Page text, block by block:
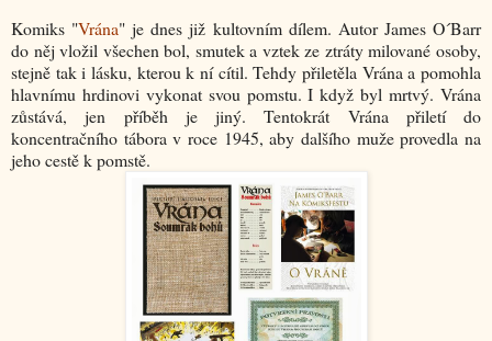
Komiks "Vrána" je dnes již kultovním dílem. Autor James O´Barr
do něj vložil všechen bol, smutek a vztek ze ztráty milované osoby,
stejně tak i lásku, kterou k ní cítil. Tehdy přiletěla Vrána a pomohla
hlavnímu hrdinovi vykonat svou pomstu. I když byl mrtvý. Vrána
zůstává, jen příběh je jiný. Tentokrát Vrána přiletí do
koncentračního tábora v roce 1945, aby dalšího muže provedla na
jeho cestě k pomstě.